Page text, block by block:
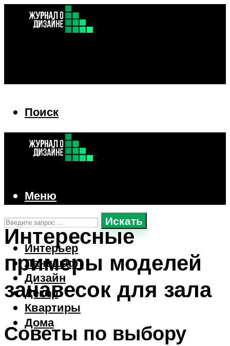
Поиск
Искать
Интерьер
Ландшафт
Дизайн
Декор
Квартиры
Дома
Меню
Интересные
примеры моделей
занавесок для зала
Советы по выбору